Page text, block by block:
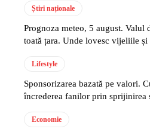
Știri naționale
Prognoza meteo, 5 august. Valul
toată țara. Unde lovesc vijeliile
Lifestyle
Sponsorizarea bazată pe valori.
încrederea fanilor prin sprijinirea
Economie